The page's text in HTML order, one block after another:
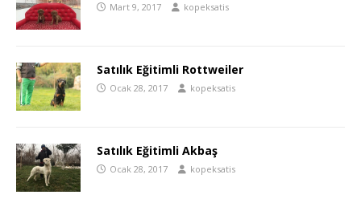
Mart 9, 2017 kopeksatis
Satılık Eğitimli Rottweiler
Ocak 28, 2017 kopeksatis
Satılık Eğitimli Akbaş
Ocak 28, 2017 kopeksatis